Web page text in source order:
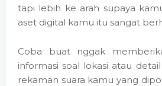
tapi lebih ke arah supaya
aset digital kamu itu sangat
Coba buat nggak
informasi soal lokasi atau
rekaman suara kamu yang